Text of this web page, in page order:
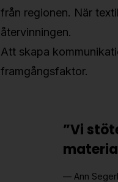
från regionen. När
återvinningen.
Att skapa
framgångsfaktor.
”Vi
Ann